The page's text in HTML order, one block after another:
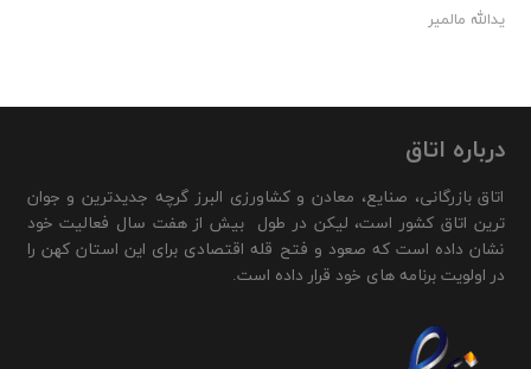
یدالله مالمیر
درباره اتاق
اتاق بازرگانی، صنایع، معادن و کشاورزی البرز گرچه جدیدترین و جوان
ترین اتاق کشور است، لیکن در طول بیش از هفت سال فعالیت خود
نشان داده است که صعود و فتح قله اقتصادی برای این استان کهن را
در اولویت برنامه های خود قرار داده است.